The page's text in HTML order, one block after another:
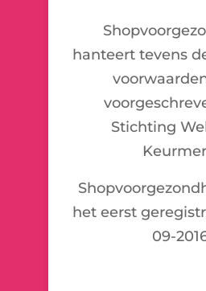
hanteert tevens
Stichting
het eerst
09-